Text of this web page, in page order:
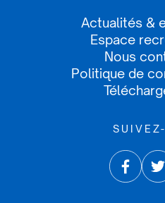
Actualités &
Espace
Nous
Politique de